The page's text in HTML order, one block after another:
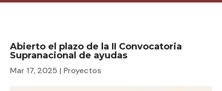
Abierto el plazo de la II Convocatoria
Supranacional de ayudas
Mar 17, 2025 | Proyectos